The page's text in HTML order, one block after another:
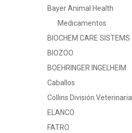
Bayer Animal Health
Medicamentos
BIOCHEM CARE SISTEMS
BIOZOO
BOEHRINGER INGELHEIM
Caballos
Collins División Veterinaria
ELANCO
FATRO